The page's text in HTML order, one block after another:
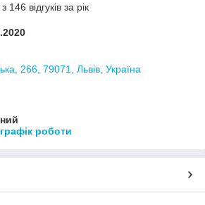
відгуків за рік
266, 79071, Львів, Україна
роботи